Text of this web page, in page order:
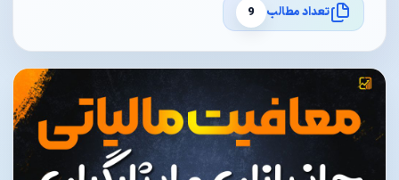
تعداد مطالب
9